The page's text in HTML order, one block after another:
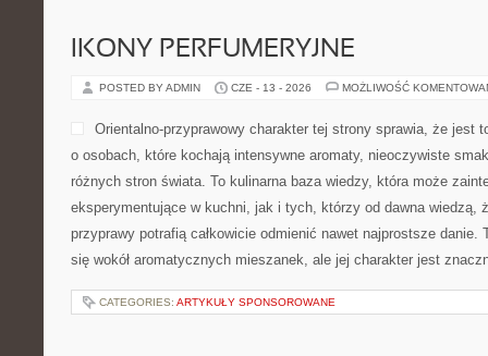
IKONY PERFUMERYJNE
POSTED BY ADMIN CZE - 13 - 2026 MOŻLIWOŚĆ
Orientalno-przyprawowy charakter tej strony sprawia, że jest
o osobach, które kochają intensywne aromaty, nieoczywiste
różnych stron świata. To kulinarna baza wiedzy, która może
eksperymentujące w kuchni, jak i tych, którzy od dawna wiedzą,
przyprawy potrafią całkowicie odmienić nawet najprostsze danie.
się wokół aromatycznych mieszanek, ale jej charakter jest
CATEGORIES: ARTYKUŁY SPONSOROWANE